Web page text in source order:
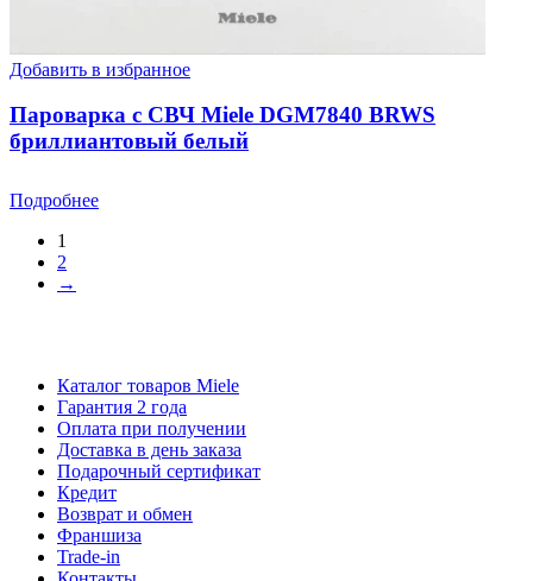
Добавить в избранное
Пароварка с СВЧ Miele DGM7840 BRWS
бриллиантовый белый
Подробнее
1
2
→
Каталог товаров Miele
Гарантия 2 года
Оплата при получении
Доставка в день заказа
Подарочный сертификат
Кредит
Возврат и обмен
Франшиза
Trade-in